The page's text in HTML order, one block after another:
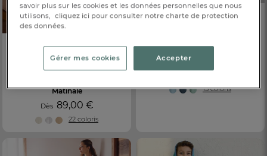
VU DANS LA PRESSE
BRODABLE
Matinale
Dès 89,00 €
22 coloris
VU DANS LA PRESSE
Matinale
89,00 €
15 coloris
savoir plus sur les cookies et les données personnelles que nous
utilisons,
cliquez ici pour consulter notre charte de protection
des données.
Gérer mes cookies Accepter